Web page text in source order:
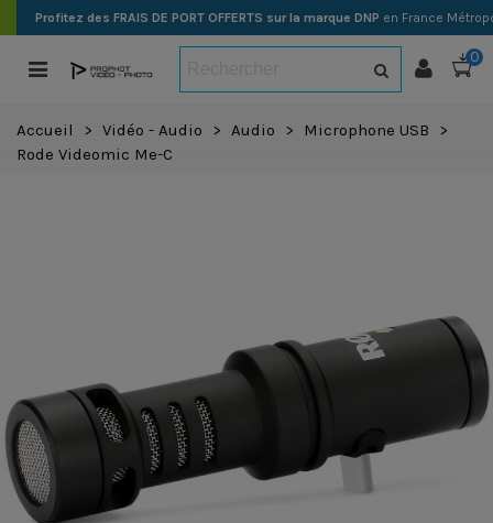
Profitez des FRAIS DE PORT OFFERTS sur la marque DNP en France
0
Accueil > Vidéo - Audio > Audio > Microphone USB
>
Rode Videomic Me-C